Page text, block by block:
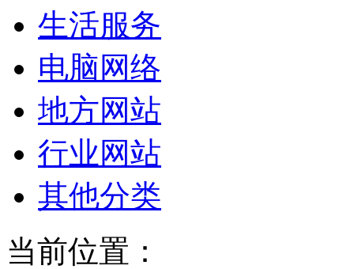
生活服务
电脑网络
地方网站
行业网站
其他分类
当前位置：